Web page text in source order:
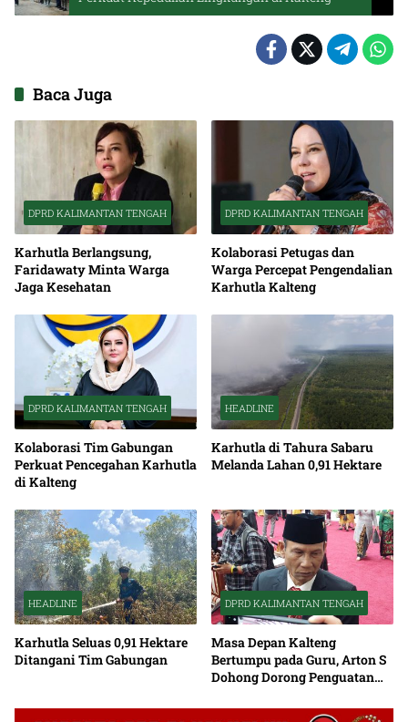
Baca Juga
DPRD KALIMANTAN TENGAH
Karhutla Berlangsung,
Faridawaty Minta Warga
Jaga Kesehatan
DPRD KALIMANTAN TENGAH
Kolaborasi Petugas dan
Warga Percepat Pengendalian
Karhutla Kalteng
DPRD KALIMANTAN TENGAH
Kolaborasi Tim Gabungan
Perkuat Pencegahan Karhutla
di Kalteng
HEADLINE
Karhutla di Tahura Sabaru
Melanda Lahan 0,91 Hektare
HEADLINE
Karhutla Seluas 0,91 Hektare
Ditangani Tim Gabungan
DPRD KALIMANTAN TENGAH
Masa Depan Kalteng
Bertumpu pada Guru, Arton S
Dohong Dorong Penguatan